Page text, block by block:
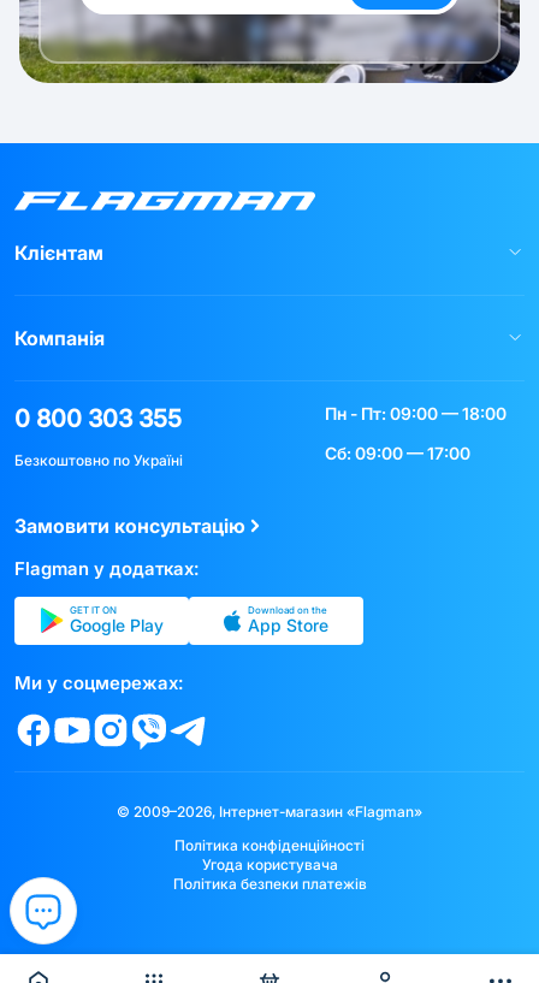
Клієнтам
Компанія
0 800 303 355
Безкоштовно по Україні
Пн - Пт: 09:00 — 18:00
Сб: 09:00 — 17:00
Замовити консультацію
Flagman у додатках:
GET IT ON
Google Play
Download on the
App Store
Ми у соцмережах:
© 2009–2026, Інтернет-магазин «Flagman»
Політика конфіденційності
Угода користувача
Політика безпеки платежів